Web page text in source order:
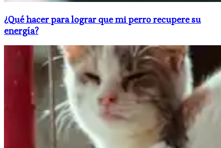
¿Qué hacer para lograr que mi perro recupere su
energía?